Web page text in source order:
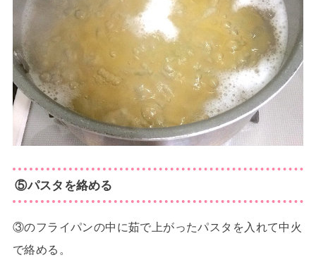
⑤パスタを絡める
③のフライパンの中に茹で上がったパスタを入れて中火
で絡める。